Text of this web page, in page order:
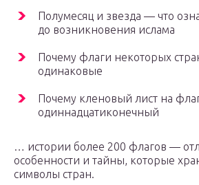
Полумесяц и звезда — что
до возникновения ислама
Почему флаги некоторых
одинаковые
Почему кленовый лист на
одиннадцатиконечный
… истории более 200 флагов —
особенности и тайны, которые
символы стран.